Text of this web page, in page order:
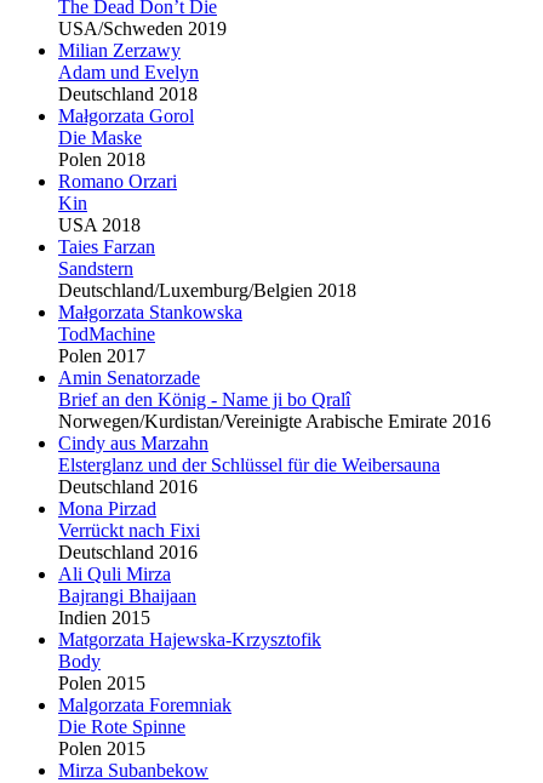
The Dead Don’t Die
USA/Schweden 2019
Milian Zerzawy
Adam und Evelyn
Deutschland 2018
Małgorzata Gorol
Die Maske
Polen 2018
Romano Orzari
Kin
USA 2018
Taies Farzan
Sandstern
Deutschland/Luxemburg/Belgien 2018
Małgorzata Stankowska
TodMachine
Polen 2017
Amin Senatorzade
Brief an den König - Name ji bo Qralî
Norwegen/Kurdistan/Vereinigte Arabische Emirate 2016
Cindy aus Marzahn
Elsterglanz und der Schlüssel für die Weibersauna
Deutschland 2016
Mona Pirzad
Verrückt nach Fixi
Deutschland 2016
Ali Quli Mirza
Bajrangi Bhaijaan
Indien 2015
Matgorzata Hajewska-Krzysztofik
Body
Polen 2015
Malgorzata Foremniak
Die Rote Spinne
Polen 2015
Mirza Subanbekow